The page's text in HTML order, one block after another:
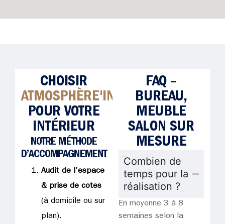
CHOISIR
ATMOSPHÈRE'IN
POUR VOTRE
INTÉRIEUR
NOTRE MÉTHODE
D’ACCOMPAGNEMENT
Audit de l’espace
& prise de cotes
(à domicile ou sur
plan).
FAQ –
BUREAU,
MEUBLE
SALON SUR
MESURE
Combien de
temps pour la
réalisation ?
En moyenne 3 à 8
semaines selon la